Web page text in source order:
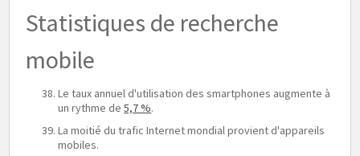
Statistiques de recherche
mobile
Le taux annuel d'utilisation des smartphones augmente à
un rythme de5,7 %.
La moitié du trafic Internet mondial provient d'appareils
mobiles.